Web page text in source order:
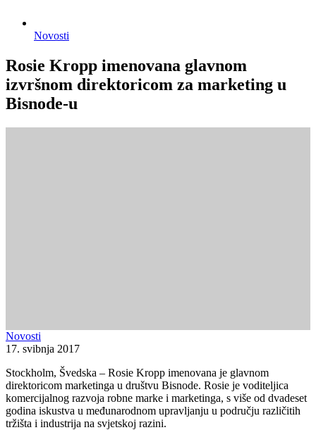
Novosti
Rosie Kropp imenovana glavnom
izvršnom direktoricom za marketing u
Bisnode-u
Novosti
17. svibnja 2017
Stockholm, Švedska – Rosie Kropp imenovana je glavnom
direktoricom marketinga u društvu Bisnode. Rosie je voditeljica
komercijalnog razvoja robne marke i marketinga, s više od dvadeset
godina iskustva u međunarodnom upravljanju u području različitih
tržišta i industrija na svjetskoj razini.